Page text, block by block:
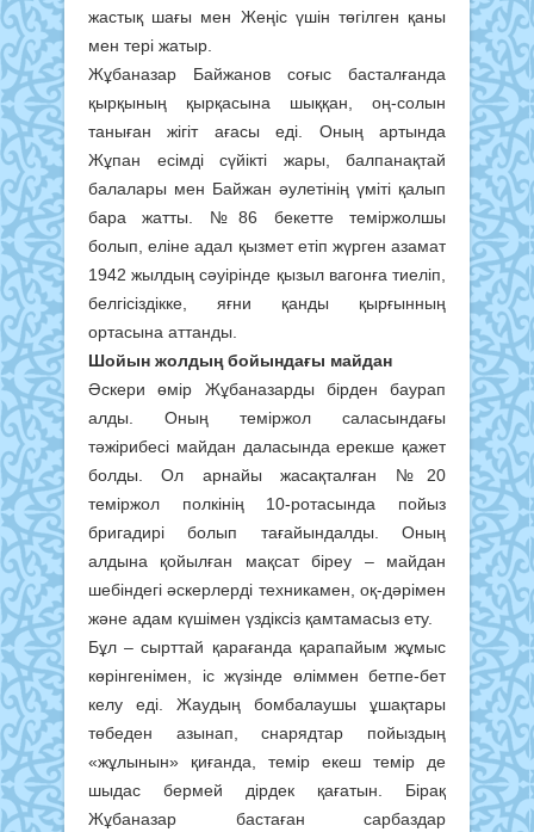
жастық шағы мен Жеңіс үшін төгілген қаны
мен тері жатыр.
Жұбаназар Байжанов соғыс басталғанда
қырқының қырқасына шыққан, оң-солын
таныған жігіт ағасы еді. Оның артында
Жұпан есімді сүйікті жары, балпанақтай
балалары мен Байжан әулетінің үміті қалып
бара жатты. №86 бекетте теміржолшы
болып, еліне адал қызмет етіп жүрген азамат
1942 жылдың сәуірінде қызыл вагонға тиеліп,
белгісіздікке, яғни қанды қырғынның
ортасына аттанды.
Шойын жолдың бойындағы майдан
Әскери өмір Жұбаназарды бірден баурап
алды. Оның теміржол саласындағы
тәжірибесі майдан даласында ерекше қажет
болды. Ол арнайы жасақталған №20
теміржол полкінің 10-ротасында пойыз
бригадирі болып тағайындалды. Оның
алдына қойылған мақсат біреу – майдан
шебіндегі әскерлерді техникамен, оқ-дәрімен
және адам күшімен үздіксіз қамтамасыз ету.
Бұл – сырттай қарағанда қарапайым жұмыс
көрінгенімен, іс жүзінде өліммен бетпе-бет
келу еді. Жаудың бомбалаушы ұшақтары
төбеден азынап, снарядтар пойыздың
«жұлынын» қиғанда, темір екеш темір де
шыдас бермей дірдек қағатын. Бірақ
Жұбаназар бастаған сарбаздар